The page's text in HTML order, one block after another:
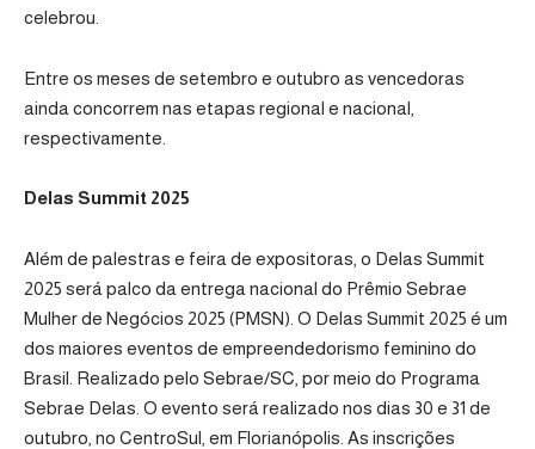
celebrou.
Entre os meses de setembro e outubro as vencedoras
ainda concorrem nas etapas regional e nacional,
respectivamente.
Delas Summit 2025
Além de palestras e feira de expositoras, o Delas Summit
2025 será palco da entrega nacional do Prêmio Sebrae
Mulher de Negócios 2025 (PMSN). O Delas Summit 2025 é um
dos maiores eventos de empreendedorismo feminino do
Brasil. Realizado pelo Sebrae/SC, por meio do Programa
Sebrae Delas. O evento será realizado nos dias 30 e 31 de
outubro, no CentroSul, em Florianópolis. As inscrições